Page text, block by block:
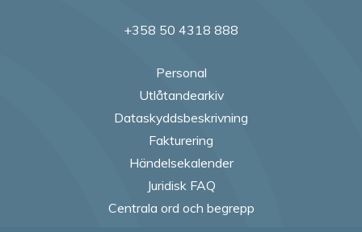
+358 50 4318 888
Personal
Utlåtandearkiv
Dataskyddsbeskrivning
Fakturering
Händelsekalender
Juridisk FAQ
Centrala ord och begrepp